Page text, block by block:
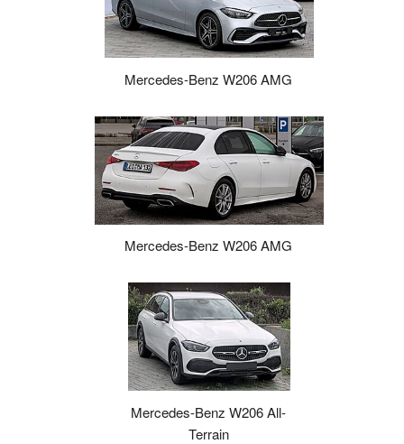
Mercedes-Benz W206 AMG
Mercedes-Benz W206 AMG
Mercedes-Benz W206 All-
Terrain